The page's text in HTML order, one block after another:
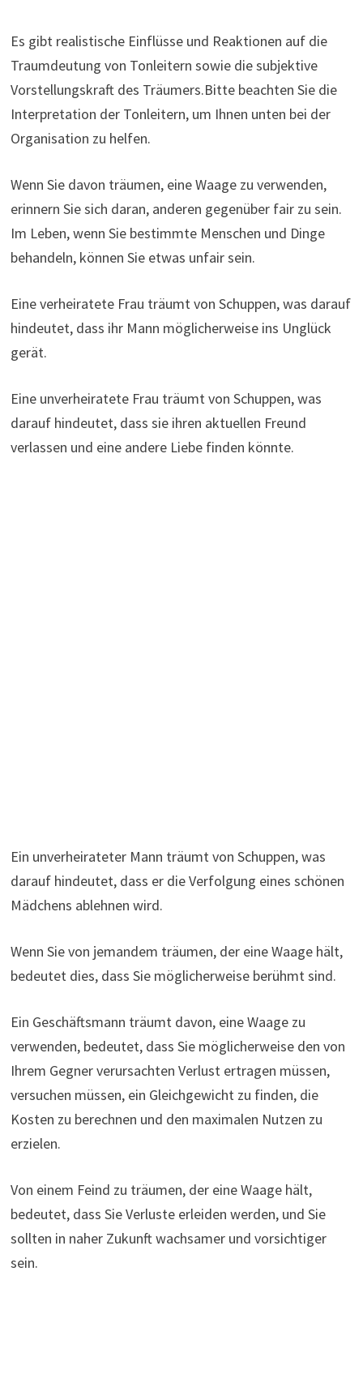
Es gibt realistische Einflüsse und Reaktionen auf die
Traumdeutung von Tonleitern sowie die subjektive
Vorstellungskraft des Träumers.Bitte beachten Sie die
Interpretation der Tonleitern, um Ihnen unten bei der
Organisation zu helfen.
Wenn Sie davon träumen, eine Waage zu verwenden,
erinnern Sie sich daran, anderen gegenüber fair zu sein.
Im Leben, wenn Sie bestimmte Menschen und Dinge
behandeln, können Sie etwas unfair sein.
Eine verheiratete Frau träumt von Schuppen, was darauf
hindeutet, dass ihr Mann möglicherweise ins Unglück
gerät.
Eine unverheiratete Frau träumt von Schuppen, was
darauf hindeutet, dass sie ihren aktuellen Freund
verlassen und eine andere Liebe finden könnte.
Ein unverheirateter Mann träumt von Schuppen, was
darauf hindeutet, dass er die Verfolgung eines schönen
Mädchens ablehnen wird.
Wenn Sie von jemandem träumen, der eine Waage hält,
bedeutet dies, dass Sie möglicherweise berühmt sind.
Ein Geschäftsmann träumt davon, eine Waage zu
verwenden, bedeutet, dass Sie möglicherweise den von
Ihrem Gegner verursachten Verlust ertragen müssen,
versuchen müssen, ein Gleichgewicht zu finden, die
Kosten zu berechnen und den maximalen Nutzen zu
erzielen.
Von einem Feind zu träumen, der eine Waage hält,
bedeutet, dass Sie Verluste erleiden werden, und Sie
sollten in naher Zukunft wachsamer und vorsichtiger
sein.